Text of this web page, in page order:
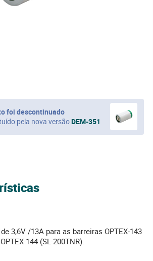
foi descontinuado
pela nova versãoDEM-351
3,6V /13A para as barreiras OPTEX-143
144 (SL-200TNR).